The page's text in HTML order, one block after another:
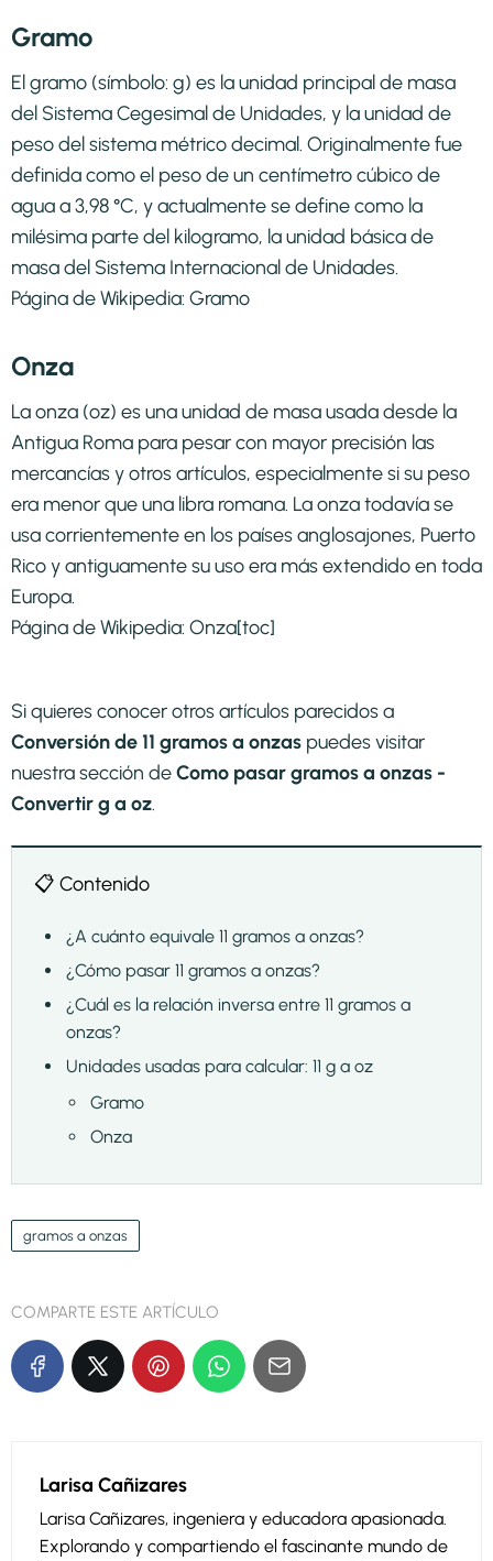
Gramo
El gramo (símbolo: g) es la unidad principal de masa
del Sistema Cegesimal de Unidades, y la unidad de
peso del sistema métrico decimal. Originalmente fue
definida como el peso de un centímetro cúbico de
agua a 3,98 °C, y actualmente se define como la
milésima parte del kilogramo, la unidad básica de
masa del Sistema Internacional de Unidades.
Página de Wikipedia: Gramo
Onza
La onza (oz) es una unidad de masa usada desde la
Antigua Roma para pesar con mayor precisión las
mercancías y otros artículos, especialmente si su peso
era menor que una libra romana. La onza todavía se
usa corrientemente en los países anglosajones, Puerto
Rico y antiguamente su uso era más extendido en toda
Europa.
Página de Wikipedia: Onza[toc]
Si quieres conocer otros artículos parecidos a
Conversión de 11 gramos a onzas puedes visitar
nuestra sección deComo pasar gramos a onzas -
Convertir g a oz.
📋 Contenido
¿A cuánto equivale 11 gramos a onzas?
¿Cómo pasar 11 gramos a onzas?
¿Cuál es la relación inversa entre 11 gramos a
onzas?
Unidades usadas para calcular: 11 g a oz
Gramo
Onza
gramos a onzas
COMPARTE ESTE ARTÍCULO
Larisa Cañizares
Larisa Cañizares, ingeniera y educadora apasionada.
Explorando y compartiendo el fascinante mundo de